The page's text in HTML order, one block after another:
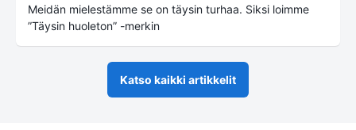
Meidän mielestämme se on täysin turhaa. Siksi loimme
”Täysin huoleton” -merkin
Katso kaikki artikkelit